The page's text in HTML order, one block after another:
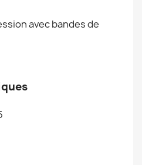
avec bandes de